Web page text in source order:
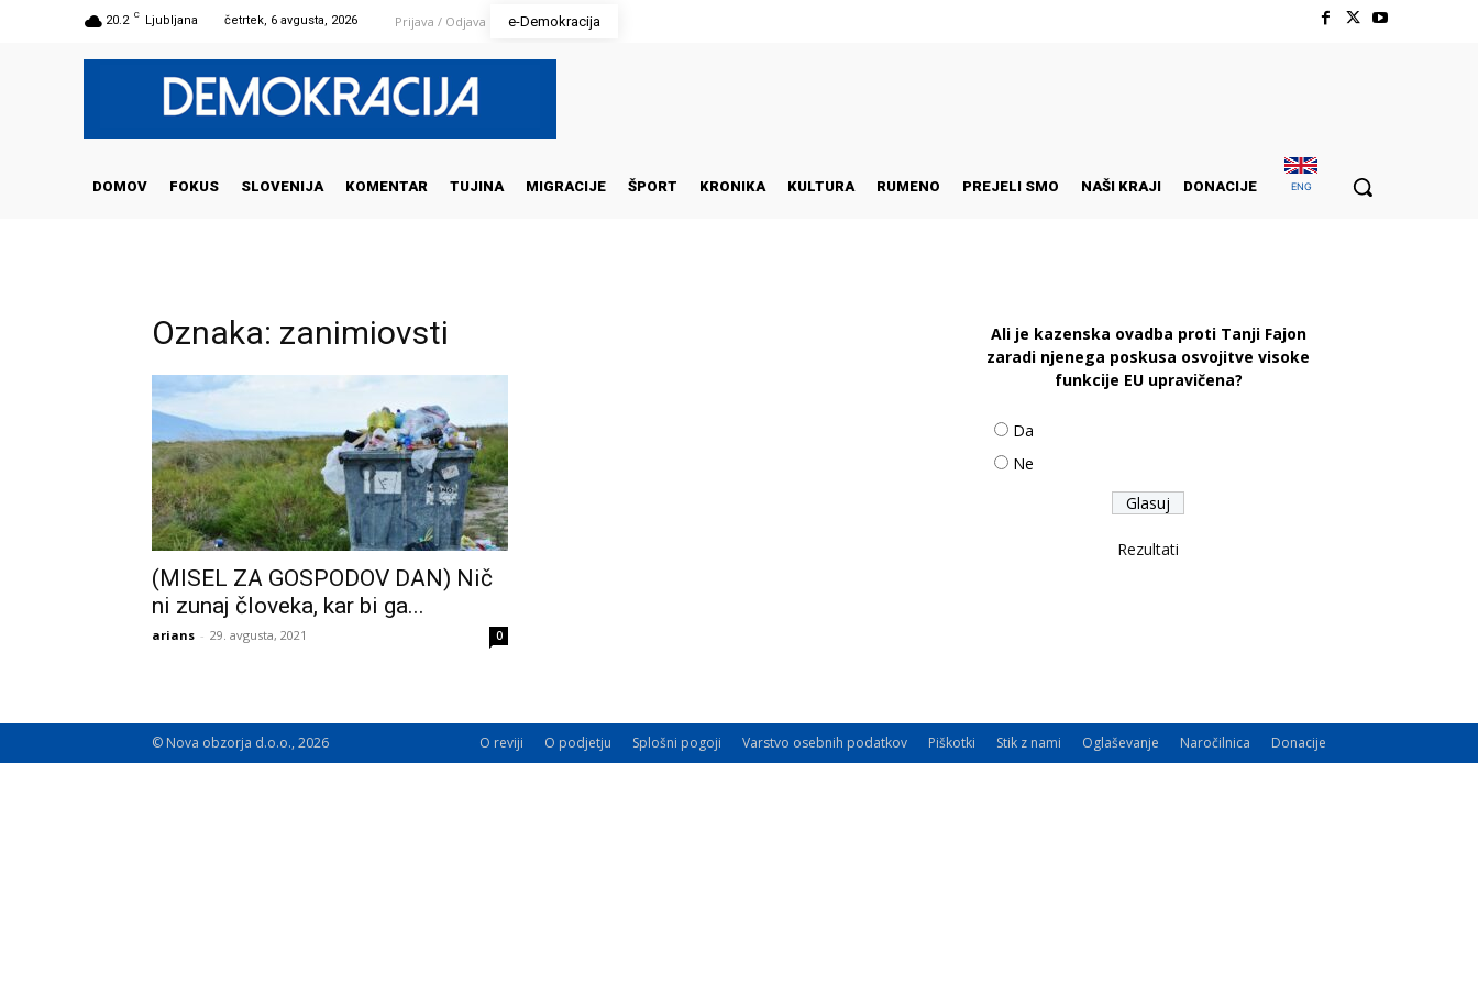
20.2 C Ljubljana četrtek, 6 avgusta, 2026 Prijava / Odjava e-Demokracija
DOMOV FOKUS SLOVENIJA KOMENTAR TUJINA MIGRACIJE ŠPORT KRONIKA KULTURA RUMENO PREJELI SMO NAŠI KRAJI DONACIJE ENG
Oznaka: zanimiovsti
(MISEL ZA GOSPODOV DAN) Nič
ni zunaj človeka, kar bi ga...
arians - 29. avgusta, 2021 0
Ali je kazenska ovadba proti Tanji Fajon
zaradi njenega poskusa osvojitve visoke
funkcije EU upravičena?
Da
Ne
Rezultati
O reviji O podjetju Splošni pogoji Varstvo osebnih podatkov Piškotki Stik z nami Oglaševanje Naročilnica Donacije
© Nova obzorja d.o.o., 2026